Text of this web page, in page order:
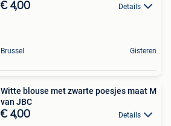
€ 4,00 Details
Brussel Gisteren
Witte blouse met zwarte poesjes maat M
van JBC
€ 4,00 Details